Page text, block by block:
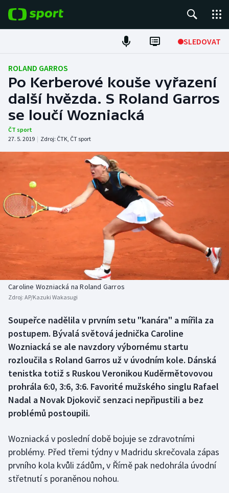
SLEDOVAT
Fotbal
Hokej
Tenis
Atletika
DALŠÍ SPORTY
Americký fotbal
Baseball a softbal
Basketbal
Biatlon
Box
Curling
Dostihy
Florbal
Golf
Gymnastika
NEPŘEHLÉDNĚTE
Soutěže
Historické návraty
Aplikace ČT sport
ROLAND GARROS
Po Kerberové kouše vyřazení
další hvězda. S Roland Garros
se loučí Wozniacká
ČT sport
27. 5. 2019 | Zdroj: ČTK, ČT sport
Caroline Wozniacká na Roland Garros
Zdroj: AP/Kazuki Wakasugi
Soupeřce nadělila v prvním setu "kanára" a mířila za
postupem. Bývalá světová jednička Caroline
Wozniacká se ale navzdory výbornému startu
rozloučila s Roland Garros už v úvodním kole. Dánská
tenistka totiž s Ruskou Veronikou Kuděrmětovovou
prohrála 6:0, 3:6, 3:6. Favorité mužského singlu Rafael
Nadal a Novak Djokovič senzaci nepřipustili a bez
problémů postoupili.
Wozniacká v poslední době bojuje se zdravotními
problémy. Před třemi týdny v Madridu skrečovala zápas
prvního kola kvůli zádům, v Římě pak nedohrála úvodní
střetnutí s poraněnou nohou.